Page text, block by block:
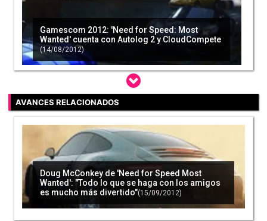
Gamescom 2012: 'Need for Speed: Most
Wanted' cuenta con Autolog 2 y CloudCompete
(14/08/2012)
'Need for Speed: Most Wanted' nos permitirá
modificar nuestro coche mediante Kinect
(07/09/2012)
AVANCES RELACIONADOS
Doug McConkey de 'Need for Speed Most
Wanted': "Todo lo que se haga con los amigos
es mucho más divertido"(15/09/2012)